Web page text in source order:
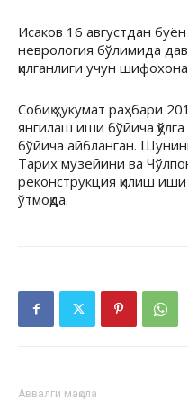
Исаков 16 августдан
неврология бўлимида
қилганлиги учун
Собиқ ҳукумат раҳбари
янгилаш иши бўйича
бўйича айбланган.
Тарих музейини ва
реконструкция қилиш
ўтмоқда.
Аввалги мақола